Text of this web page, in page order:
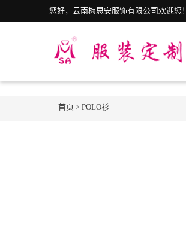
您好，云南梅思安服饰有限公司欢迎您！
首页 > POLO衫